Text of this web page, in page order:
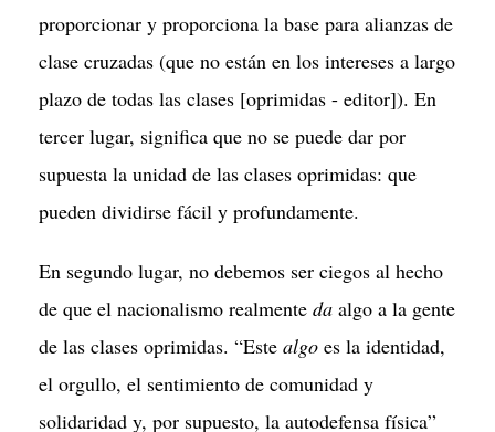
proporcionar y proporciona la base para alianzas de
clase cruzadas (que no están en los intereses a largo
plazo de todas las clases [oprimidas - editor]). En
tercer lugar, significa que no se puede dar por
supuesta la unidad de las clases oprimidas: que
pueden dividirse fácil y profundamente.
En segundo lugar, no debemos ser ciegos al hecho
de que el nacionalismo realmente da algo a la gente
de las clases oprimidas. “Este algo es la identidad,
el orgullo, el sentimiento de comunidad y
solidaridad y, por supuesto, la autodefensa física”